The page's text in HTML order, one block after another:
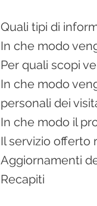
Quali tipi di
In che modo
Per quali scopi
In che modo
personali dei
In che modo il
Il servizio offerto
Aggiornamenti
Recapiti